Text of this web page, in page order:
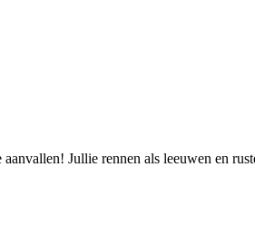
Jullie rennen als leeuwen en